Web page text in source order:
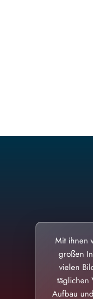
Mit ihnen
großen
vielen
täglichen
Aufbau